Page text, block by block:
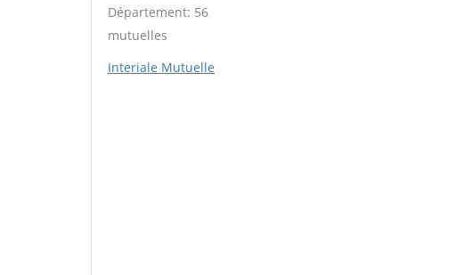
Département: 56
mutuelles
Interiale Mutuelle